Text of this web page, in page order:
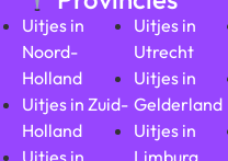
Uitjes in
Noord-
Holland
Uitjes in Zuid-
Holland
Uitjes in
Uitjes in
Utrecht
Uitjes in
Gelderland
Uitjes in
Limburg